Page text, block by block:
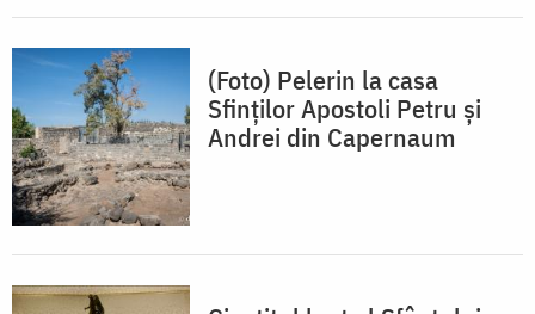
(Foto) Pelerin la casa
Sfinților Apostoli Petru și
Andrei din Capernaum